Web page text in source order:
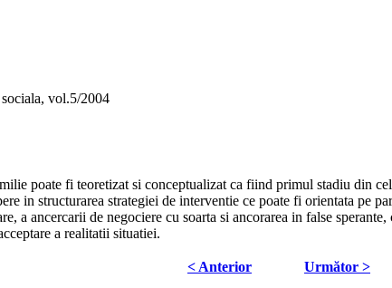
vol.5/2004
poate fi teoretizat si conceptualizat ca fiind primul stadiu din
in structurarea strategiei de interventie ce poate fi orientata pe
a ancercarii de negociere cu soarta si ancorarea in false
a realitatii situatiei.
< Anterior Următor >